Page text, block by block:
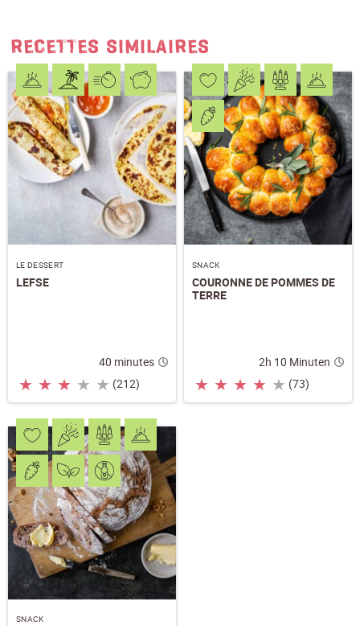
RECETTES SIMILAIRES
LE DESSERT
LEFSE
40 minutes
★ ★ ★ ★ ★ (212)
SNACK
COURONNE DE POMMES DE
TERRE
2h 10 Minuten
★ ★ ★ ★ ★ (73)
SNACK